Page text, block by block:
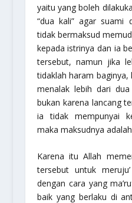
“dua kali”agar suami
tidak bermaksud
kepada istrinya dan ia
tersebut, namun jika
tidaklah haram baginya,
menalak lebih dari
bukan karena lancang
ia tidak mempunyai
maka maksudnya
Karena itu Allah
dengan cara yang
baik yang berlaku di